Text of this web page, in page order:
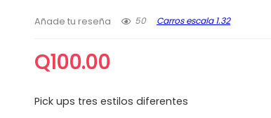
Añade tu reseña 50 Carros escala 1.32
Q100.00
Pick ups tres estilos diferentes